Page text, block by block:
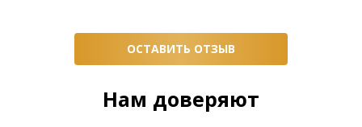
ОСТАВИТЬ ОТЗЫВ
Нам доверяют